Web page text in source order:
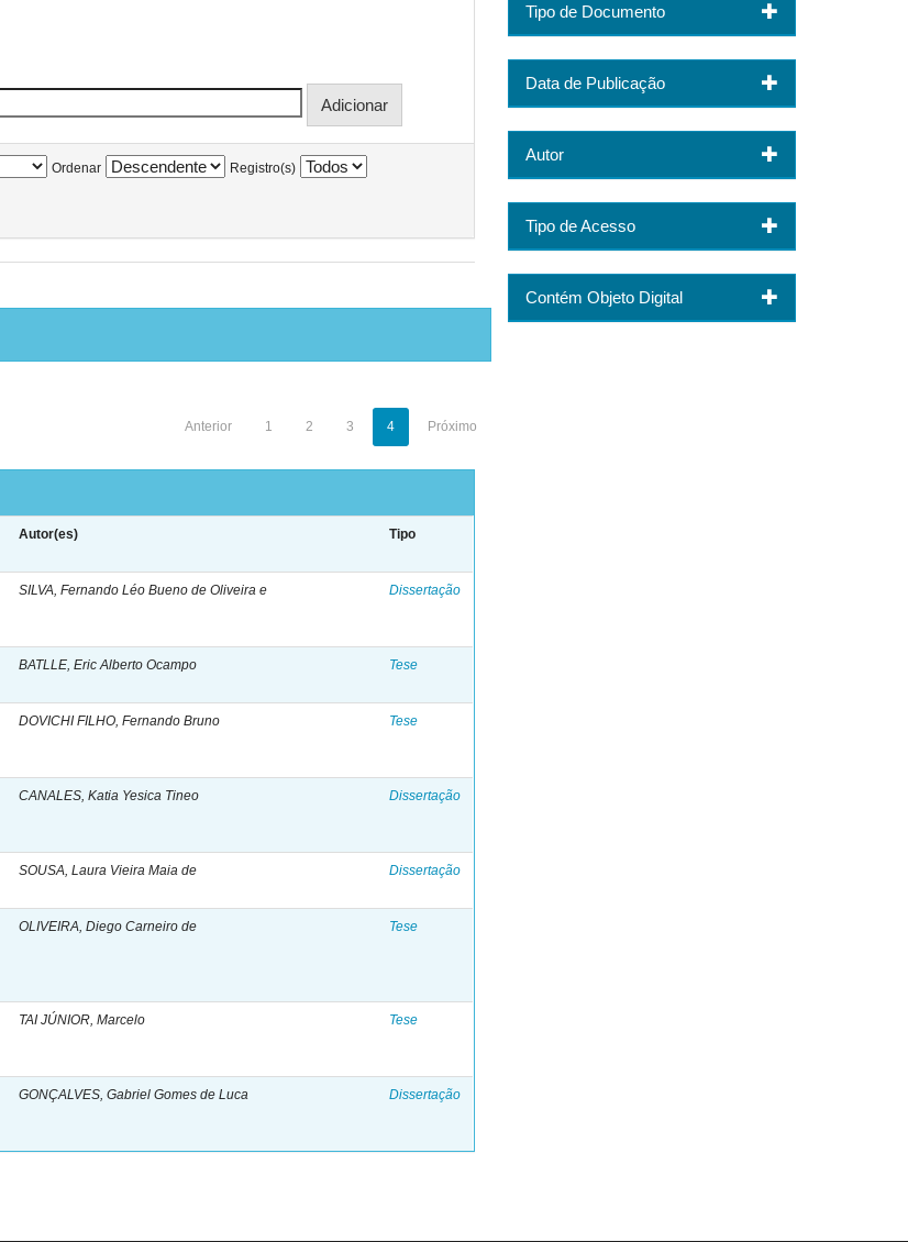
Ordenar Registro(s)
Anterior 1 2 3 4 Próximo
Autor(es) Tipo
SILVA, Fernando Léo Bueno de Oliveira e Dissertação
BATLLE, Eric Alberto Ocampo Tese
DOVICHI FILHO, Fernando Bruno Tese
CANALES, Katia Yesica Tineo Dissertação
SOUSA, Laura Vieira Maia de Dissertação
OLIVEIRA, Diego Carneiro de Tese
TAI JÚNIOR, Marcelo Tese
GONÇALVES, Gabriel Gomes de Luca Dissertação
Tipo de Documento
Data de Publicação
Autor
Tipo de Acesso
Contém Objeto Digital